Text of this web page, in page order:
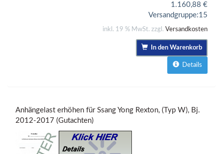
1.160,88 €
Versandgruppe:15
inkl. 19 % MwSt. zzgl. Versandkosten
In den Warenkorb
Details
Anhängelast erhöhen für Ssang Yong Rexton, (Typ W), Bj.
2012-2017 (Gutachten)